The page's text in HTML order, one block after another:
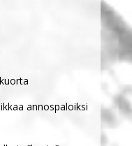
annospaloiksi